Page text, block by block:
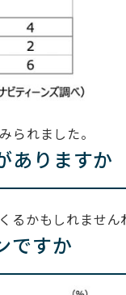
られました。
ありますか
るかもしれません
ですか